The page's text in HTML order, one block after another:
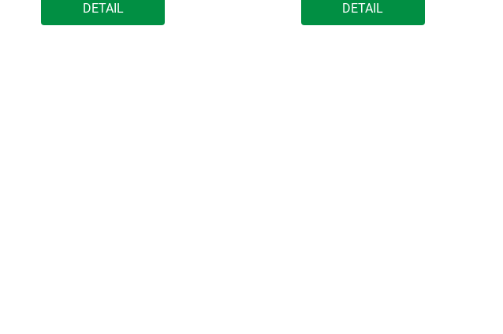
DETAIL DETAIL